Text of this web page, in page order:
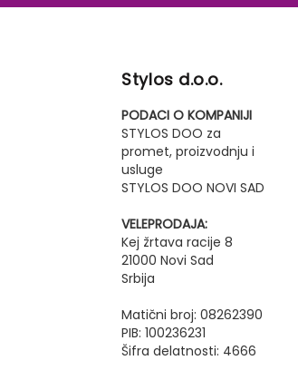
Stylos d.o.o.
PODACI O KOMPANIJI
STYLOS DOO za
promet, proizvodnju i
usluge
STYLOS DOO NOVI SAD
VELEPRODAJA:
Kej žrtava racije 8
21000 Novi Sad
Srbija
Matični broj: 08262390
PIB: 100236231
Šifra delatnosti: 4666